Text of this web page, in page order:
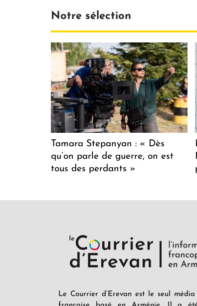
Notre sélection
Tamara Stepanyan : « Dès
qu’on parle de guerre, on est
tous des perdants »
Le Courrier d’Erevan est le seul